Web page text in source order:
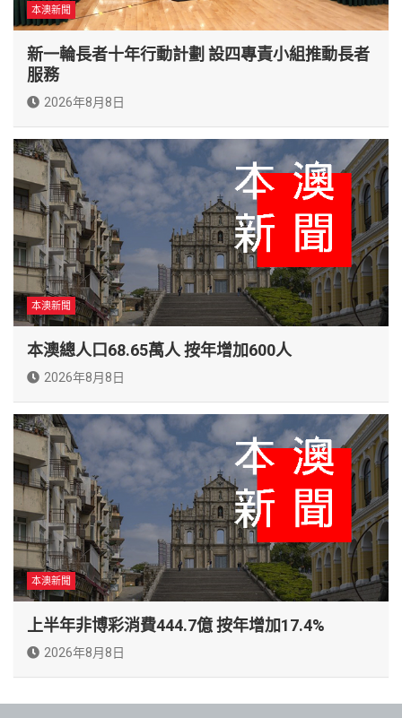
本澳新聞
新一輪長者十年行動計劃 設四專責小組推動長者
服務
2026年8月8日
本澳新聞
本澳總人口68.65萬人 按年增加600人
2026年8月8日
本澳新聞
上半年非博彩消費444.7億 按年增加17.4%
2026年8月8日